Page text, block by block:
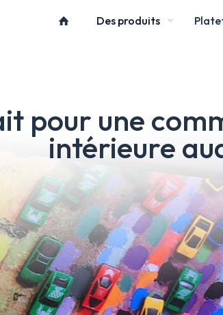
Des produits
pour une
intérieure